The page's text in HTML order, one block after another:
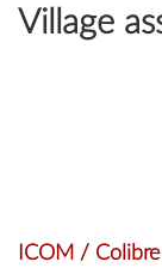
Village
ICOM / Colibre